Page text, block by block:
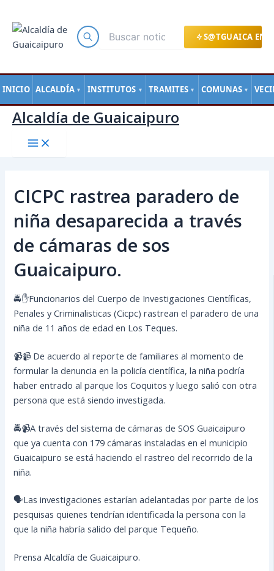
S@TGUAICA EN
INICIO ALCALDÍA ▼ INSTITUTOS ▼ TRAMITES ▼ COMUNAS ▼
contenido
Alcaldía de Guaicaipuro
CICPC rastrea paradero de
niña desaparecida a través
de cámaras de sos
Guaicaipuro.
🚔✋Funcionarios del Cuerpo de Investigaciones Científicas,
Penales y Criminalisticas (Cicpc) rastrean el paradero de una
niña de 11 años de edad en Los Teques.
📹📹 De acuerdo al reporte de familiares al momento de
formular la denuncia en la policía científica, la niña podría
haber entrado al parque los Coquitos y luego salió con otra
persona que está siendo investigada.
🚔📹A través del sistema de cámaras de SOS Guaicaipuro
que ya cuenta con 179 cámaras instaladas en el municipio
Guaicaipuro se está haciendo el rastreo del recorrido de la
niña.
🗣️Las investigaciones estarían adelantadas por parte de los
pesquisas quienes tendrían identificada la persona con la
que la niña habría salido del parque Tequeño.
Prensa Alcaldía de Guaicaipuro.
de
entradas